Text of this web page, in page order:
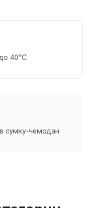
40°С
сумку-чемодан.